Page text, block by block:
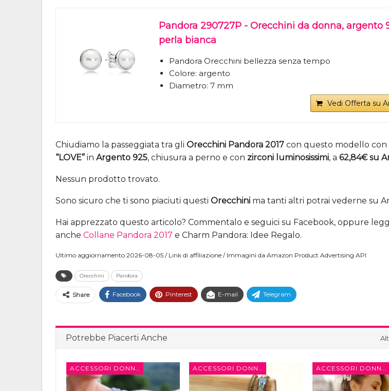
Pandora 290727P - Orecchini da donna, argento
perla bianca
Pandora Orecchini bellezza senza tempo
Colore: argento
Diametro: 7 mm
Vedi Offerta su
Chiudiamo la passeggiata tra gli Orecchini Pandora 2017 con questo modello con
“LOVE” in Argento 925, chiusura a perno e con zirconi luminosissimi, a 62,84€ su
Nessun prodotto trovato.
Sono sicuro che ti sono piaciuti questi Orecchini ma tanti altri potrai vederne su
Hai apprezzato questo articolo? Commentalo e seguici su Facebook, oppure
anche Collane Pandora 2017 e Charm Pandora: Idee Regalo.
Ultimo aggiornamento 2026-08-05 / Link di affiliazione / Immagini da Amazon Product Advertising API
Orecchini Pandora
Share Facebook Pinterest E-mail Telegram
Potrebbe Piacerti Anche